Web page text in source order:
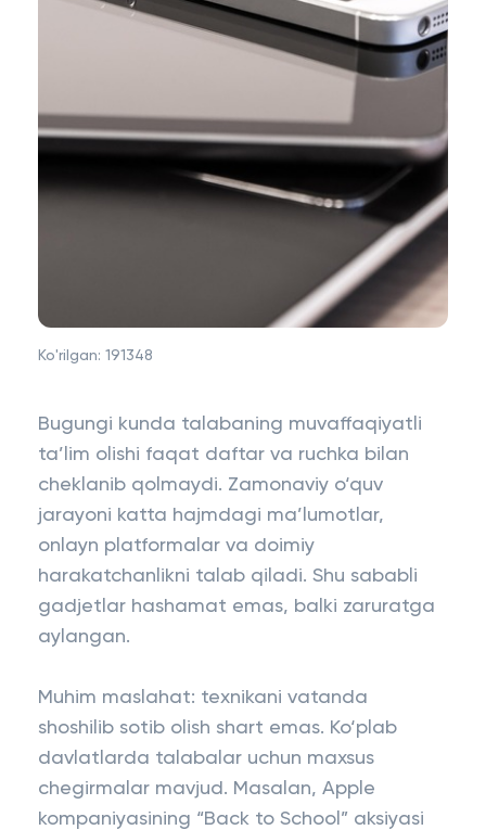
Ko'rilgan: 191348
Bugungi kunda talabaning muvaffaqiyatli
ta’lim olishi faqat daftar va ruchka bilan
cheklanib qolmaydi. Zamonaviy o‘quv
jarayoni katta hajmdagi ma’lumotlar,
onlayn platformalar va doimiy
harakatchanlikni talab qiladi. Shu sababli
gadjetlar hashamat emas, balki zaruratga
aylangan.
Muhim maslahat: texnikani vatanda
shoshilib sotib olish shart emas. Ko‘plab
davlatlarda talabalar uchun maxsus
chegirmalar mavjud. Masalan, Apple
kompaniyasining “Back to School” aksiyasi